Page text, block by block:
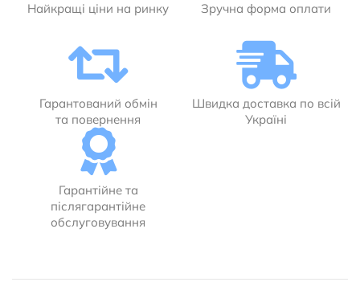
Найкращі ціни на ринку Зручна форма оплати
Гарантований обмін
та повернення
Швидка доставка по всій
Україні
Гарантійне та
післягарантійне
обслуговування